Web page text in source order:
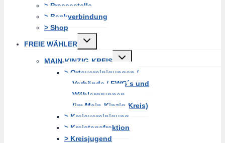
> Pressestelle
> Bankverbindung
> Shop
FREIE WÄHLER
Untermenü
erweitern
MAIN-KINZIG-KREIS
Untermenü
erweitern
> Ortsvereinigungen /
Verbände / FWG´s und
Wählergruppen
(im Main-Kinzig-Kreis)
> Kreisvereinigung
> Kreistagsfraktion
> Kreisjugend